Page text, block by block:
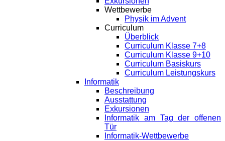
Wettbewerbe
Physik im Advent
Curriculum
Überblick
Curriculum Klasse 7+8
Curriculum Klasse 9+10
Curriculum Basiskurs
Curriculum Leistungskurs
Informatik
Beschreibung
Ausstattung
Exkursionen
Informatik am Tag der offenen
Tür
Informatik-Wettbewerbe